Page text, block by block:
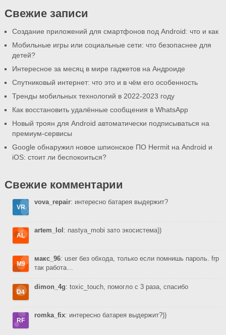
Свежие записи
Создание приложений для смартфонов под Android: что и как
Мобильные игры или социальные сети: что безопаснее для
детей?
Интересное за месяц в мире гаджетов на Андроиде
Спутниковый интернет: что это и в чём его особенность
Тренды мобильных технологий в 2022-2023 году
Как восстановить удалённые сообщения в WhatsApp
Новый троян для Android автоматически подписываться на
премиум-сервисы
Google обнаружил новое шпионское ПО Hermit на Android и
iOS: стоит ли беспокоиться?
Свежие комментарии
vova_repair: интересно батарея выдержит?
artem_lol : nastya_mobi зато экосистема))
макс_96: user без обхода, только если помнишь пароль. frp
так работа…
dimon_4g: toxic_touch, помогло с 3 раза, спасибо
romka_fix: интересно батарея выдержит?))